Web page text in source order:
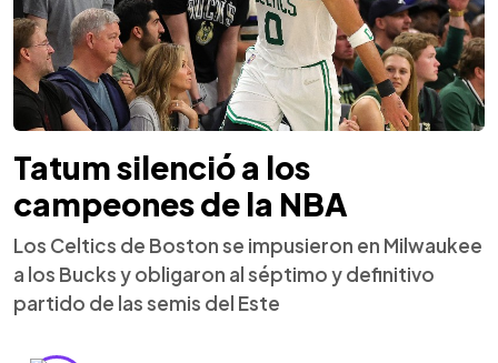
Tatum silenció a los
campeones de la NBA
Los Celtics de Boston se impusieron en Milwaukee
a los Bucks y obligaron al séptimo y definitivo
partido de las semis del Este